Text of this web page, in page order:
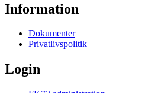
Information
Dokumenter
Privatlivspolitik
Login